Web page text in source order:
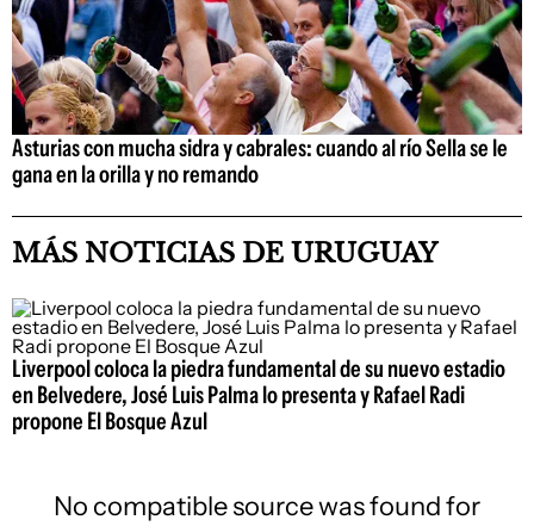
Asturias con mucha sidra y cabrales: cuando al río Sella se le
gana en la orilla y no remando
MÁS NOTICIAS DE URUGUAY
Liverpool coloca la piedra fundamental de su nuevo estadio
en Belvedere, José Luis Palma lo presenta y Rafael Radi
propone El Bosque Azul
No compatible source was found for